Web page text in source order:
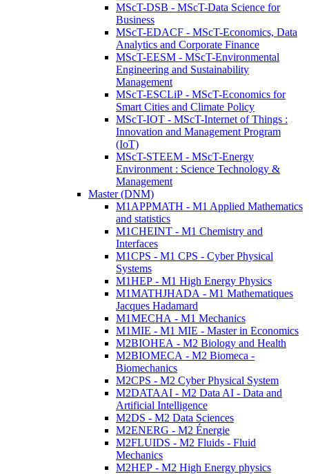
MScT-DSB - MScT-Data Science for
Business
MScT-EDACF - MScT-Economics, Data
Analytics and Corporate Finance
MScT-EESM - MScT-Environmental
Engineering and Sustainability
Management
MScT-ESCLiP - MScT-Economics for
Smart Cities and Climate Policy
MScT-IOT - MScT-Internet of Things :
Innovation and Management Program
(IoT)
MScT-STEEM - MScT-Energy
Environment : Science Technology &
Management
Master (DNM)
M1APPMATH - M1 Applied Mathematics
and statistics
M1CHEINT - M1 Chemistry and
Interfaces
M1CPS - M1 CPS - Cyber Physical
Systems
M1HEP - M1 High Energy Physics
M1MATHJHADA - M1 Mathematiques
Jacques Hadamard
M1MECHA - M1 Mechanics
M1MIE - M1 MIE - Master in Economics
M2BIOHEA - M2 Biology and Health
M2BIOMECA - M2 Biomeca -
Biomechanics
M2CPS - M2 Cyber Physical System
M2DATAAI - M2 Data AI - Data and
Artificial Intelligence
M2DS - M2 Data Sciences
M2ENERG - M2 Énergie
M2FLUIDS - M2 Fluids - Fluid
Mechanics
M2HEP - M2 High Energy physics